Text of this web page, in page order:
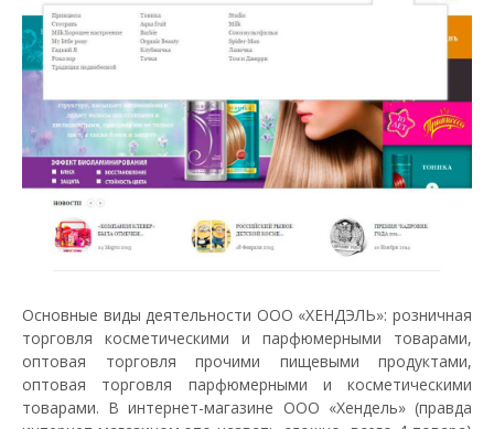
Основные виды деятельности ООО «ХЕНДЭЛЬ»: розничная
торговля косметическими и парфюмерными товарами,
оптовая торговля прочими пищевыми продуктами,
оптовая торговля парфюмерными и косметическими
товарами. В интернет-магазине ООО «Хендель» (правда